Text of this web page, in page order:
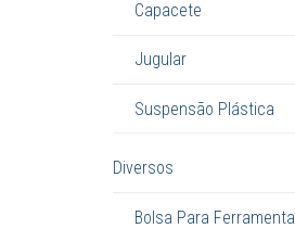
Capacete
Jugular
Suspensão Plástica
Diversos
Bolsa Para Ferramenta